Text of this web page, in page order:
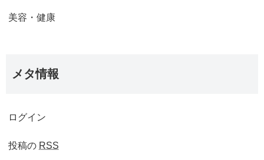
美容・健康
メタ情報
ログイン
投稿の RSS